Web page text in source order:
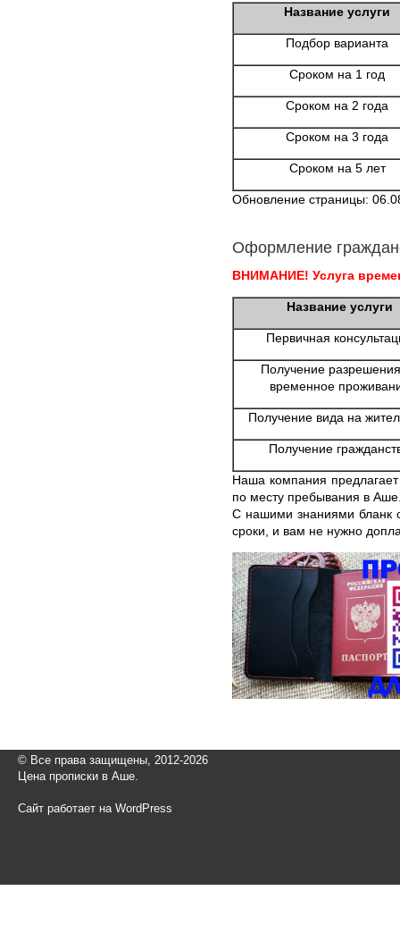
Название услуги
Подбор варианта
Сроком на 1 год
Сроком на 2 года
Сроком на 3 года
Сроком на 5 лет
Обновление страницы:
Оформление
ВНИМАНИЕ! Услуга
Название услуги
Первичная
Получение
временное
Получение вида на
Получение
Наша компания
по месту пребывания в
С нашими знаниями бланк
сроки, и вам не нужно
© Все права защищены, 2012-2026
Цена прописки в Аше.
Сайт работает на WordPress